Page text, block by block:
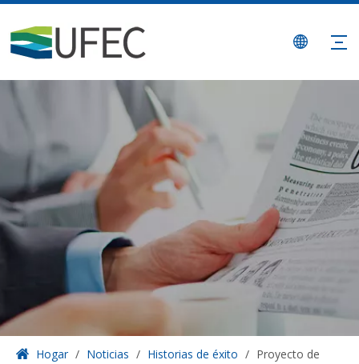
Hogar / Noticias / Historias de éxito / Proyecto de